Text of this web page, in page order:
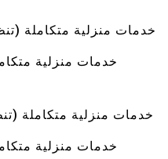
خدمات منزلية متكاملة
خدمات منزلية
خدمات منزلية متكاملة
خدمات منزلية